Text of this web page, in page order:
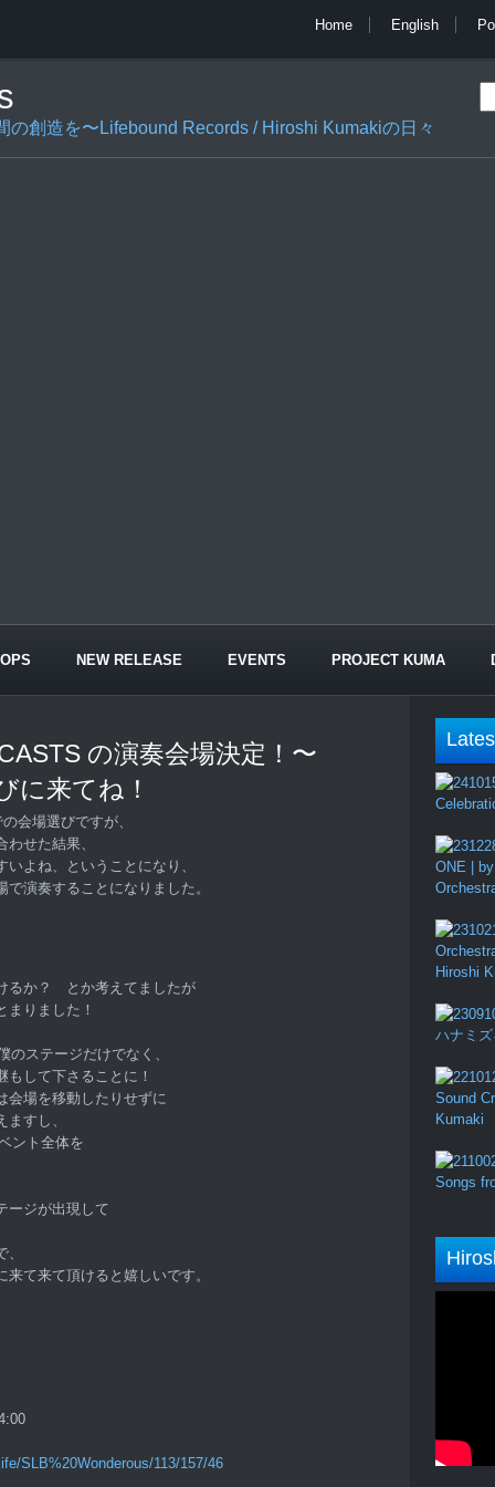
Home English
の創造を〜Lifebound Records / Hiroshi Kumakiの日々
NEW RELEASE EVENTS PROJECT KUMA
の演奏会場決定！〜
に来てね！
会場選びですが、
せた結果、
よね、ということになり、
演奏することになりました。
るか？ とか考えてましたが
りました！
ステージだけでなく、
して下さることに！
会場を移動したりせずに
すし、
ント全体を
ージが出現して
て来て頂けると嬉しいです。
SLB%20Wonderous/113/157/46
ONE |
Hiroshi
ハナミ
Sound
Kumaki
Songs